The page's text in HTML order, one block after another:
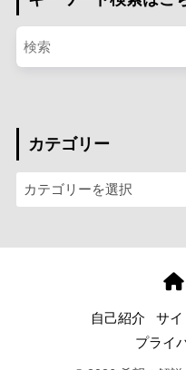
カテゴリー
自己紹介 サイ
プライ